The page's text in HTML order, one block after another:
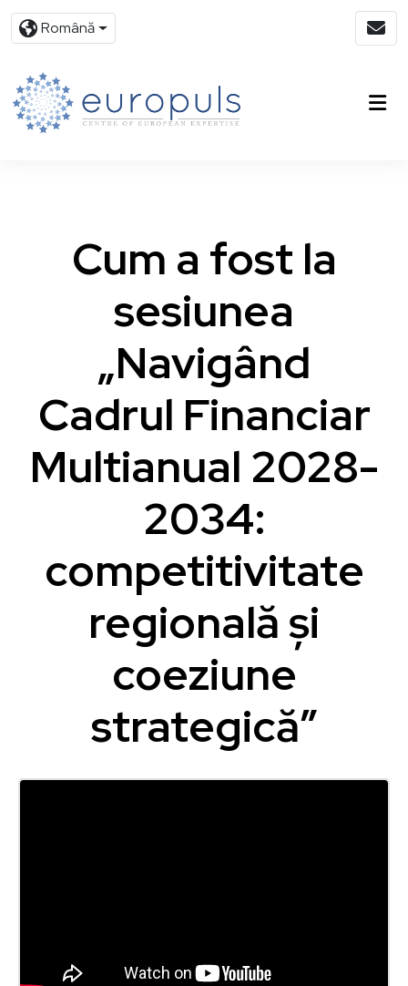
Română
Cum a fost la
sesiunea
„Navigând
Cadrul Financiar
Multianual 2028-
2034:
competitivitate
regională și
coeziune
strategică”